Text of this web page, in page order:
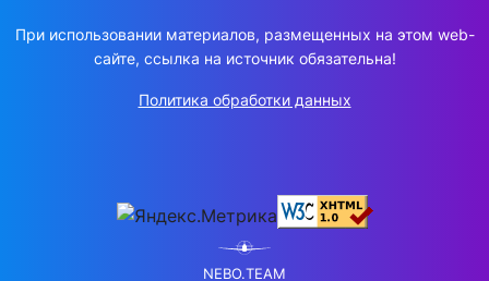
При использовании материалов, размещенных на этом web-
сайте, ссылка на источник обязательна!
Политика обработки данных
NEBO.TEAM